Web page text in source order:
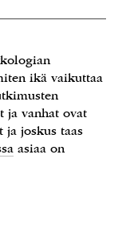
ikä vaikuttaa
ja vanhat ovat
joskus taas
asiaa on